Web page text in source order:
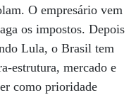
O empresário vem
os impostos. Depois
Lula, o Brasil tem
estrutura, mercado e
como prioridade